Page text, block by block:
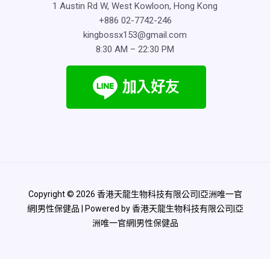
1 Austin Rd W, West Kowloon, Hong Kong
+886 02-7742-246
kingbossx153@gmail.com
8:30 AM – 22:30 PM
Copyright © 2026 香港天龍生物科技有限公司|亞洲唯一官
網|男性保健品 | Powered by 香港天龍生物科技有限公司|亞
洲唯一官網|男性保健品